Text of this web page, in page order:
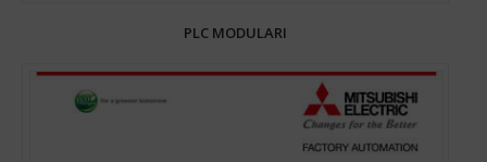
PLC MODULARI